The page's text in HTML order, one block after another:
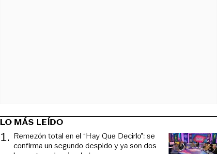
LO MÁS LEÍDO
1. Remezón total en el “Hay Que Decirlo”: se
confirma un segundo despido y ya son dos